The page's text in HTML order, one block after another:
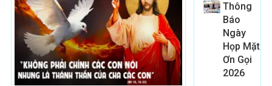
Thông
Báo
Ngày
Họp Mặt
Ơn Gọi
2026